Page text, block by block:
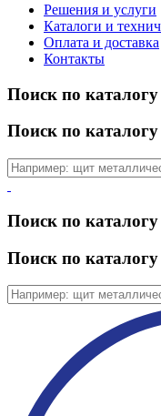
Решения и услуги
Каталоги и
Оплата и доставка
Контакты
Поиск по
Поиск по каталогу
Поиск по
Поиск по каталогу